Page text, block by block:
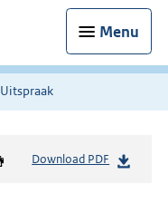
Menu
Uitspraak
Download PDF